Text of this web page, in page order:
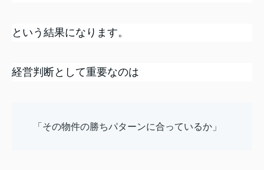
という結果になります。
経営判断として重要なのは
「その物件の勝ちパターンに合っているか」